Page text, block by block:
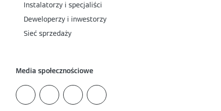
Instalatorzy i specjaliści
Deweloperzy i inwestorzy
Sieć sprzedaży
Media społecznościowe